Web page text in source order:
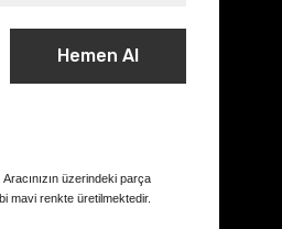
Hemen Al
Aracınızın üzerindeki parça
mavi renkte üretilmektedir.